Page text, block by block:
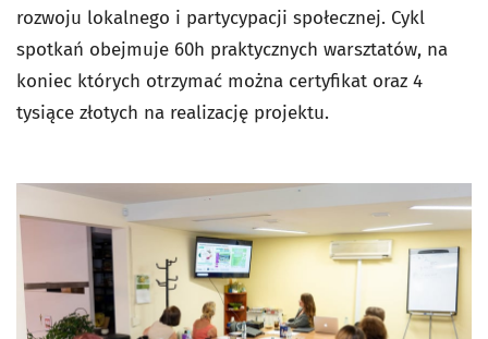
rozwoju lokalnego i partycypacji społecznej. Cykl
spotkań obejmuje 60h praktycznych warsztatów, na
koniec których otrzymać można certyfikat oraz 4
tysiące złotych na realizację projektu.